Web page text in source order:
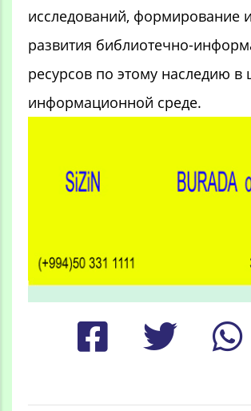
исследований, формирование
развития библиотечно-
ресурсов по этому наследию в
информационной среде.